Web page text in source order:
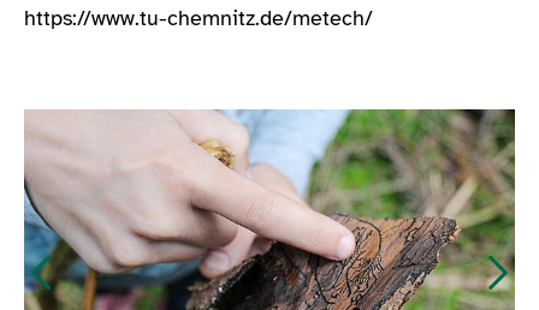
https://www.tu-chemnitz.de/metech/